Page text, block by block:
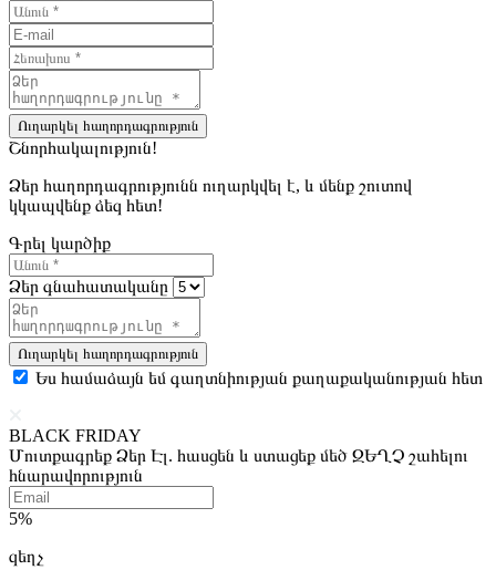
Ուղարկել հաղորդագրություն
Շնորհակալություն!
Ձեր հաղորդագրությունն ուղարկվել է, և մենք շուտով
կկապվենք ձեզ հետ!
Գրել կարծիք
Ձեր գնահատականը
Ուղարկել հաղորդագրություն
Ես համաձայն եմ գաղտնիության քաղաքականության հետ
BLACK FRIDAY
Մուտքագրեք Ձեր Էլ. հասցեն և ստացեք մեծ ԶԵՂՉ շահելու
հնարավորություն
5%
զեղչ